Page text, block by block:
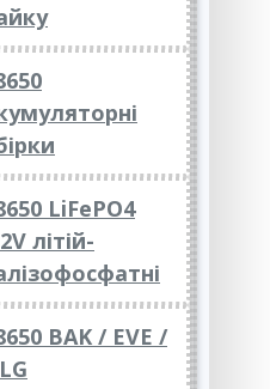
LiFePO4
літій-
BAK / EVE /